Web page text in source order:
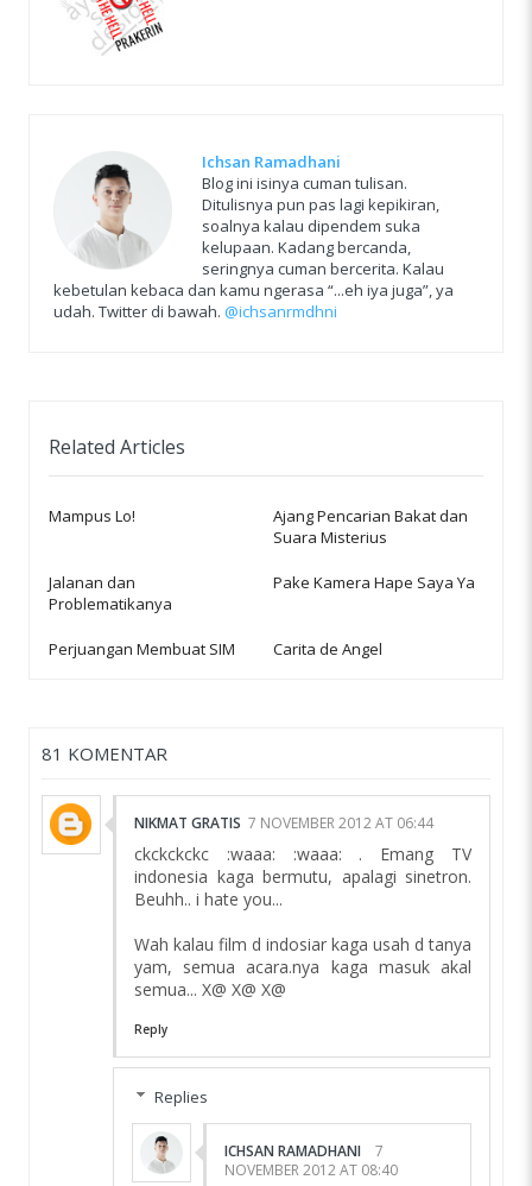
Ichsan Ramadhani
Blog ini isinya cuman tulisan.
Ditulisnya pun pas lagi kepikiran,
soalnya kalau dipendem suka
kelupaan. Kadang bercanda,
seringnya cuman bercerita. Kalau
kebetulan kebaca dan kamu ngerasa “...eh iya juga”, ya
udah. Twitter di bawah. @ichsanrmdhni
Related Articles
Mampus Lo!
Ajang Pencarian Bakat dan
Suara Misterius
Jalanan dan
Problematikanya
Pake Kamera Hape Saya Ya
Perjuangan Membuat SIM Carita de Angel
81 KOMENTAR
NIKMAT GRATIS 7 NOVEMBER 2012 AT 06:44
ckckckckc :waaa: :waaa: . Emang TV
indonesia kaga bermutu, apalagi sinetron.
Beuhh.. i hate you...
Wah kalau film d indosiar kaga usah d tanya
yam, semua acara.nya kaga masuk akal
semua... X@ X@ X@
Reply
Replies
ICHSAN RAMADHANI
7
NOVEMBER 2012 AT 08:40